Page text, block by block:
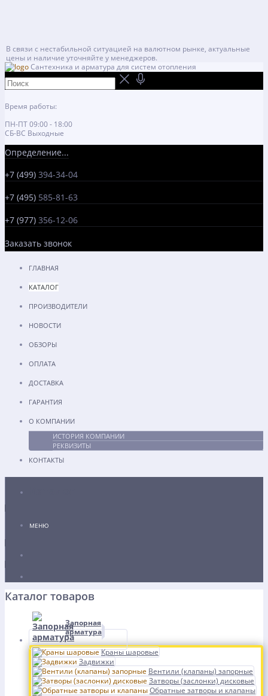
В связи с нестабильной ситуацией на валютном рынке, актуальные
цены и наличие уточняйте у менеджеров.
Сантехника и арматура для систем отопления
Время работы:
ПН-ПТ 09:00 - 18:00
СБ-ВС Выходные
Определение...
+7 (499) 394-34-04
+7 (495) 585-81-63
+7 (977) 356-12-06
Заказать звонок
ГЛАВНАЯ
КАТАЛОГ
ПРОИЗВОДИТЕЛИ
НОВОСТИ
ОБЗОРЫ
ОПЛАТА
ДОСТАВКА
ГАРАНТИЯ
О КОМПАНИИ
ИСТОРИЯ КОМПАНИИ
РЕКВИЗИТЫ
КОНТАКТЫ
МЕНЮ
Каталог товаров
Запорная
арматура
Краны шаровые
Задвижки
Вентили (клапаны) запорные
Затворы (заслонки) дисковые
Обратные затворы и клапаны